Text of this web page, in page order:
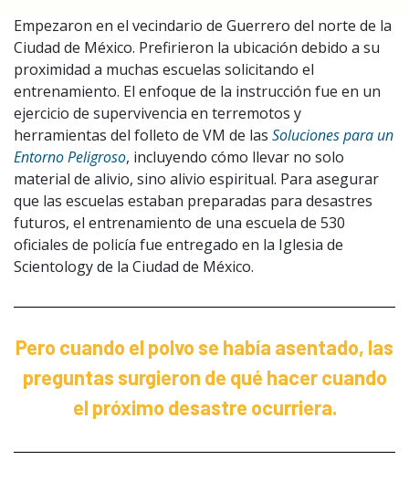
Empezaron en el vecindario de Guerrero del norte de la
Ciudad de México. Prefirieron la ubicación debido a su
proximidad a muchas escuelas solicitando el
entrenamiento. El enfoque de la instrucción fue en un
ejercicio de supervivencia en terremotos y
herramientas del folleto de VM de las Soluciones para un
Entorno Peligroso, incluyendo cómo llevar no solo
material de alivio, sino alivio espiritual. Para asegurar
que las escuelas estaban preparadas para desastres
futuros, el entrenamiento de una escuela de 530
oficiales de policía fue entregado en la Iglesia de
Scientology de la Ciudad de México.
Pero cuando el polvo se había asentado, las
preguntas surgieron de qué hacer cuando
el próximo desastre ocurriera.